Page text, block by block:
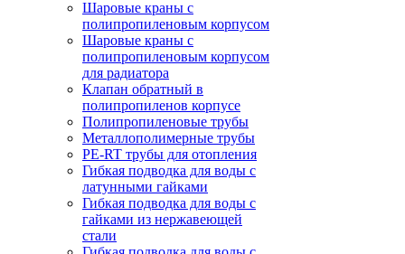
Шаровые краны с
полипропиленовым корпусом
Шаровые краны с
полипропиленовым корпусом
для радиатора
Клапан обратный в
полипропиленов корпусе
Полипропиленовые трубы
Металлополимерные трубы
PE-RT трубы для отопления
Гибкая подводка для воды с
латунными гайками
Гибкая подводка для воды с
гайками из нержавеющей
стали